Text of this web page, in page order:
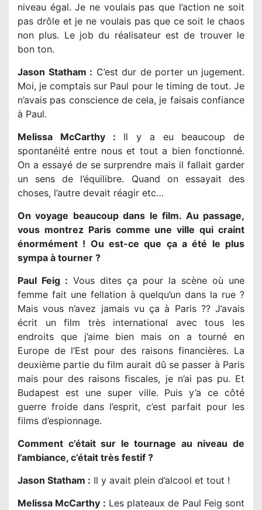
niveau égal. Je ne voulais pas que l’action ne soit
pas drôle et je ne voulais pas que ce soit le chaos
non plus. Le job du réalisateur est de trouver le
bon ton.
Jason Statham : C’est dur de porter un jugement.
Moi, je comptais sur Paul pour le timing de tout. Je
n’avais pas conscience de cela, je faisais confiance
à Paul.
Melissa McCarthy : Il y a eu beaucoup de
spontanéité entre nous et tout a bien fonctionné.
On a essayé de se surprendre mais il fallait garder
un sens de l’équilibre. Quand on essayait des
choses, l’autre devait réagir etc…
On voyage beaucoup dans le film. Au passage,
vous montrez Paris comme une ville qui craint
énormément ! Ou est-ce que ça a été le plus
sympa à tourner ?
Paul Feig : Vous dites ça pour la scène où une
femme fait une fellation à quelqu’un dans la rue ?
Mais vous n’avez jamais vu ça à Paris ?? J’avais
écrit un film très international avec tous les
endroits que j’aime bien mais on a tourné en
Europe de l’Est pour des raisons financières. La
deuxième partie du film aurait dû se passer à Paris
mais pour des raisons fiscales, je n’ai pas pu. Et
Budapest est une super ville. Puis y’a ce côté
guerre froide dans l’esprit, c’est parfait pour les
films d’espionnage.
Comment c’était sur le tournage au niveau de
l’ambiance, c’était très festif ?
Jason Statham : Il y avait plein d’alcool et tout !
Melissa McCarthy : Les plateaux de Paul Feig sont